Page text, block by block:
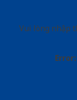
Vui lòng nhập
Error: